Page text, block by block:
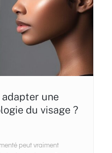
une
du visage ?
peut vraiment